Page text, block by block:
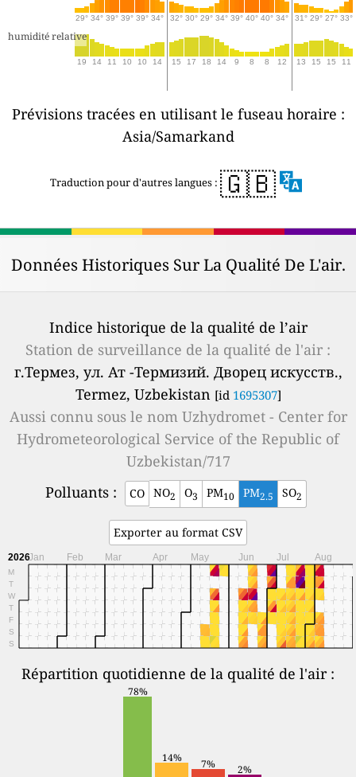
29° 34° 39° 39° 39° 34° 32° 30° 29° 34° 39° 40° 40° 34° 31° 29° 27° 33°
humidité relative
19 14 11 10 10 14 15 17 18 14 9 8 8 12 13 15 15 11
Prévisions tracées en utilisant le fuseau horaire :
Asia/Samarkand
Traduction pour d'autres langues : 🇬🇧
Données Historiques Sur La Qualité De L'air.
Indice historique de la qualité de l’air
Station de surveillance de la qualité de l'air :
г.Термез, ул. Ат -Термизий. Дворец искусств.,
Termez, Uzbekistan [id 1695307]
Aussi connu sous le nomUzhydromet - Center for
Hydrometeorological Service of the Republic of
Uzbekistan/717
Polluants :
CO NO2 O3 PM10 PM2.5 SO2
Exporter au format CSV
2026
M
T
W
T
F
S
S
Jan Feb Mar Apr May Jun Jul Aug
Répartition quotidienne de la qualité de l'air :
78%
14% 7% 2%